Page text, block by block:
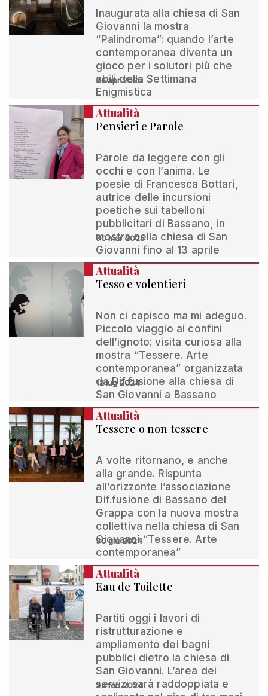
Inaugurata alla chiesa di San
Giovanni la mostra
“Palindroma”: quando l’arte
contemporanea diventa un
gioco per i solutori più che
abili della Settimana
Enigmistica
26 apr 2025
Attualità
Pensieri e Parole
Parole da leggere con gli
occhi e con l’anima. Le
poesie di Francesca Bottari,
autrice delle incursioni
poetiche sui tabelloni
pubblicitari di Bassano, in
mostra nella chiesa di San
Giovanni fino al 13 aprile
30 mar 2025
Attualità
Tesso e volentieri
Non ci capisco ma mi adeguo.
Piccolo viaggio ai confini
dell’ignoto: visita curiosa alla
mostra “Tessere. Arte
contemporanea” organizzata
da Dif.fusione alla chiesa di
San Giovanni a Bassano
12 lug 2024
Attualità
Tessere o non tessere
A volte ritornano, e anche
alla grande. Rispunta
all’orizzonte l’associazione
Dif.fusione di Bassano del
Grappa con la nuova mostra
collettiva nella chiesa di San
Giovanni “Tessere. Arte
contemporanea”
30 giu 2024
Attualità
Eau de Toilette
Partiti oggi i lavori di
ristrutturazione e
ampliamento dei bagni
pubblici dietro la chiesa di
San Giovanni. L’area dei
servizi sarà raddoppiata e
26 feb 2024